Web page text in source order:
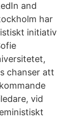
and
har
initiativ
chanser att
vid